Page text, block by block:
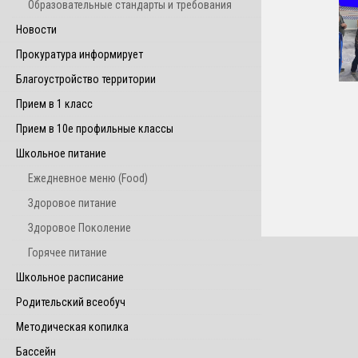
Образовательные стандарты и требования
Новости
Прокуратура информирует
Благоустройство территории
Прием в 1 класс
Прием в 10е профильные классы
Школьное питание
Ежедневное меню (Food)
Здоровое питание
Здоровое Поколение
Горячее питание
Школьное расписание
Родительский всеобуч
Методическая копилка
Бассейн